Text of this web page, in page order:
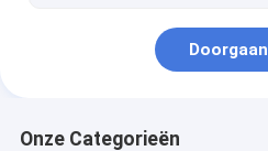
Opblaasbare tenten
Doorgaan
Onze Categorieën